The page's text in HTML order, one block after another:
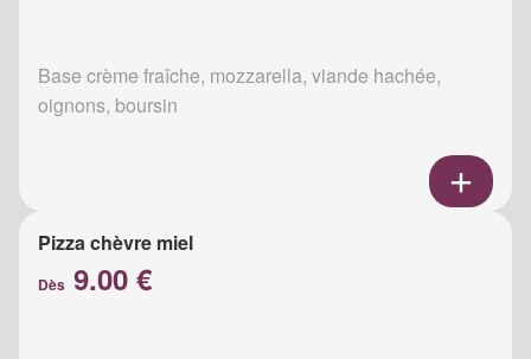
Base crème fraîche, mozzarella, viande hachée,
oignons, boursin
Pizza chèvre miel
Dès 9.00 €